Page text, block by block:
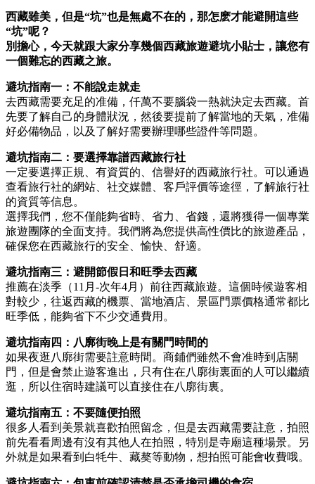
西藏雖美，但是“坑”也是無處不在的，那怎麽才能避開這些
“坑”呢？
別擔心，今天就跟大家分享幾個西藏旅遊避坑小貼士，讓您有
一個難忘的西藏之旅。
避坑指南一：不能說走就走
去西藏需要充足的准備，仟萬不要腦袋一熱就決定去西藏。首
先要了解自己的身體狀況，然後要提前了解當地的天氣，准備
好必備物品，以及了解好需要辦理哪些證件等問題。
避坑指南二：要選擇靠譜西藏旅行社
一定要選擇正規、有資質的、信譽好的西藏旅行社。可以通過
查看旅行社的網站、社交媒體、客戶評價等途徑，了解旅行社
的資質等信息。
選擇我們，您不僅能夠省時、省力、省錢，還將獲得一個專業
旅遊團隊的全面支持。我們將為您提供高性價比的旅遊產品，
確保您在西藏旅行的安全、愉快、舒適。
避坑指南三：避開節假日和旺季去西藏
推薦在淡季（11月-次年4月）前往西藏旅遊。這個時候遊客相
對較少，往返西藏的機票、當地酒店、景區門票價格通常都比
旺季低，能夠省下不少交通費用。
避坑指南四：八廓街晚上是有關門時間的
如果夜逛八廓街需要註意時間。商鋪們雖然不會准時到店關
門，但是會禁止遊客進出，只有住在八廓街裏面的人可以繼續
逛，所以住宿時建議可以直接住在八廓街裏。
避坑指南五：不要隨便拍照
很多人看到美景就喜歡拍照留念，但是去西藏需要註意，拍照
前先看看周邊有沒有其他人在拍照，特別是寺廟這種場景。另
外就是如果看到白牦牛、藏獒等動物，想拍照可能會收費哦。